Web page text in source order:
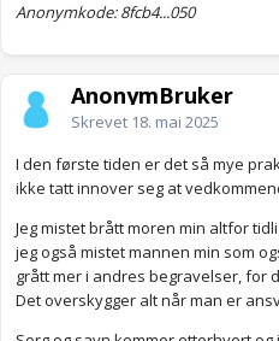
Anonymkode: 8fcb4...050
AnonymBruker
Skrevet 18. mai 2025
I den første tiden er det så mye
ikke tatt innover seg at
Jeg mistet brått moren min altfor
jeg også mistet mannen min som
grått mer i andres begravelser, for
Det overskygger alt når man er